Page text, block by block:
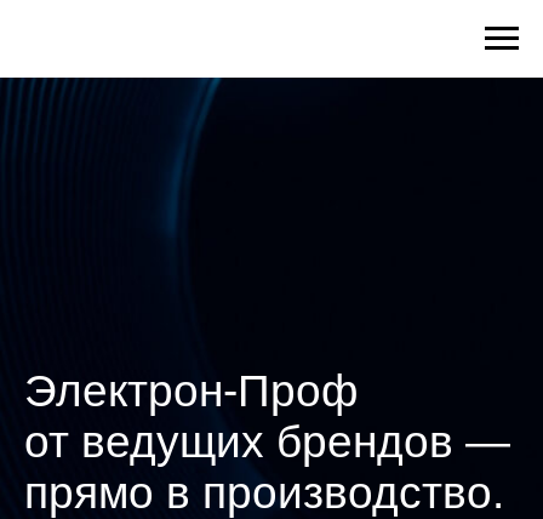
Электрон-Проф
от ведущих брендов —
прямо в производство.